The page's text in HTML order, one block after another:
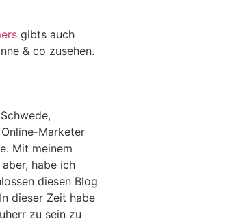
gibts auch
& co zusehen.
Marketer
Mit meinem
habe ich
diesen Blog
dieser Zeit habe
zu sein zu